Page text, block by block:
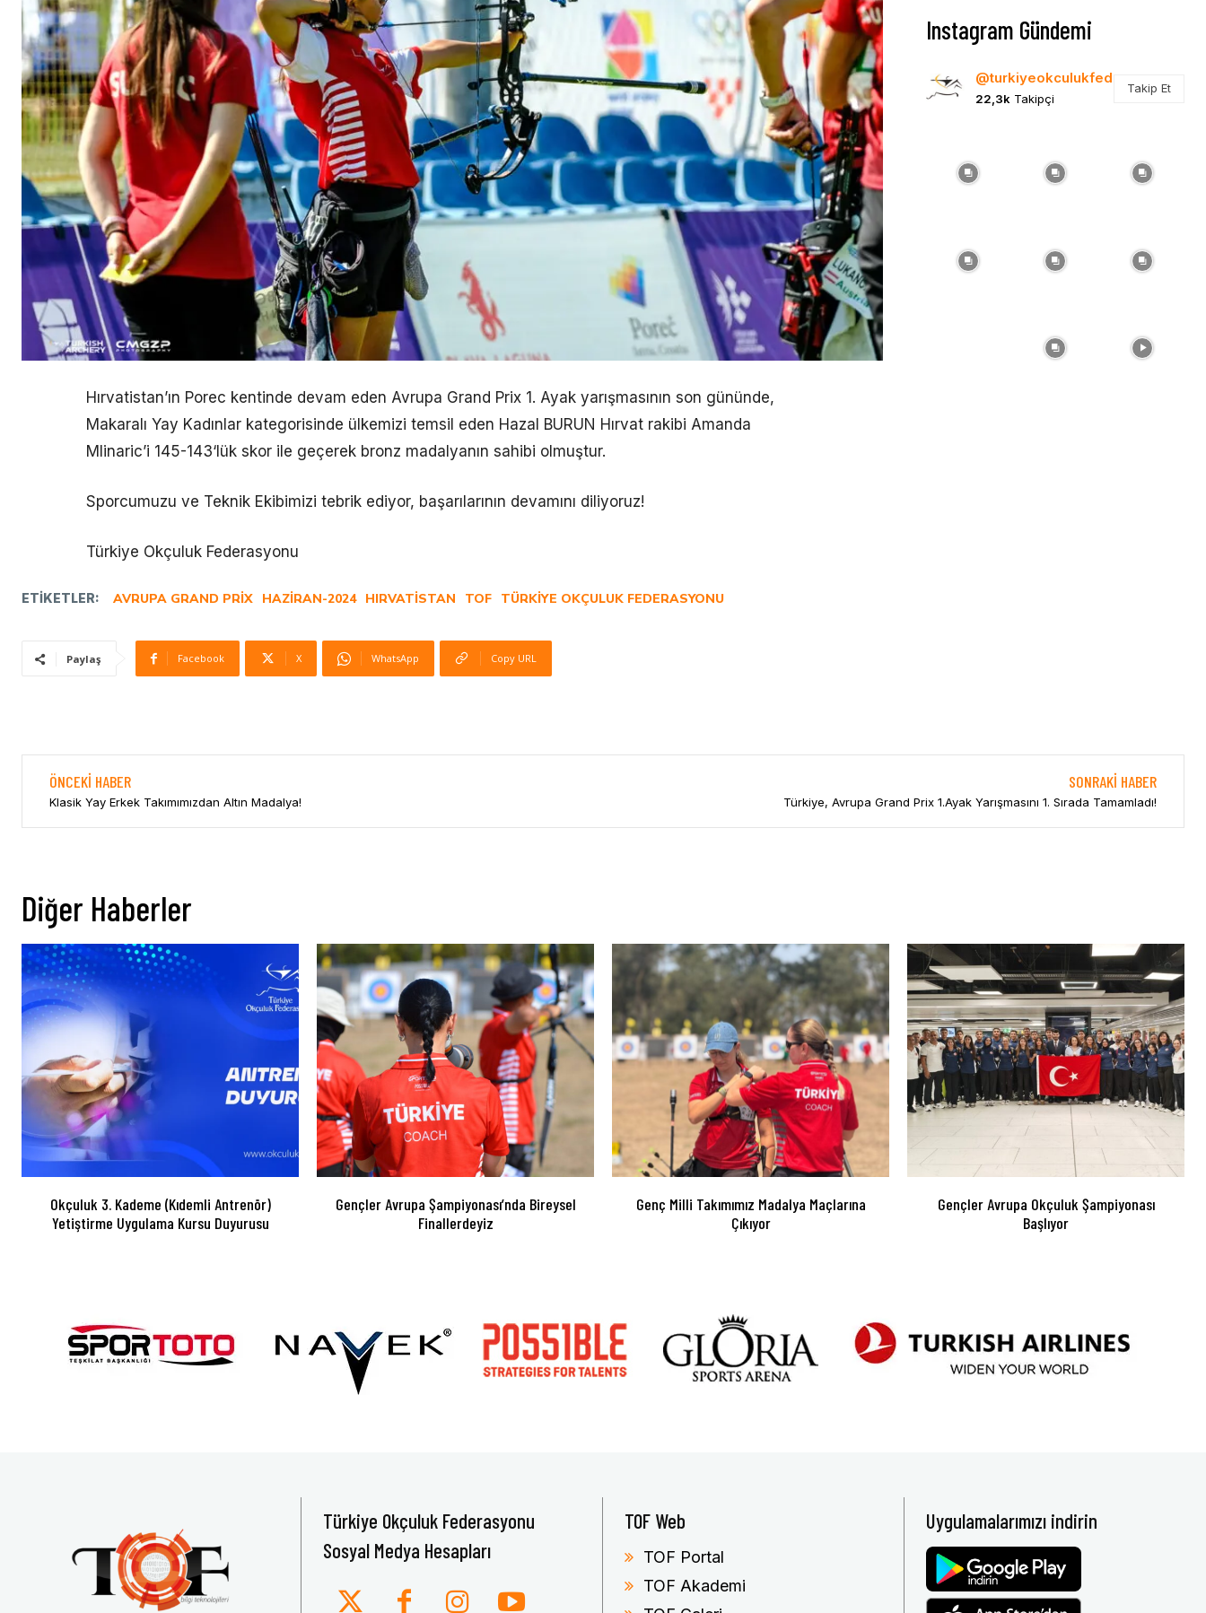
Hırvatistan’ın Porec kentinde devam eden Avrupa Grand Prix 1. Ayak yarışmasının son gününde,
Makaralı Yay Kadınlar kategorisinde ülkemizi temsil eden Hazal BURUN Hırvat rakibi Amanda
Mlinaric’i 145-143‘lük skor ile geçerek bronz madalyanın sahibi olmuştur.
Sporcumuzu ve Teknik Ekibimizi tebrik ediyor, başarılarının devamını diliyoruz!
Türkiye Okçuluk Federasyonu
ETIKETLER: AVRUPA GRAND PRIX HAZIRAN-2024 HIRVATISTAN TOF TÜRKIYE OKÇULUK FEDERASYONU
Paylaş Facebook X WhatsApp Copy URL
Instagram Gündemi
@turkiyeokculukfed
22,3k Takipçi
Takip Et
ÖNCEKI HABER
Klasik Yay Erkek Takımımızdan Altın Madalya!
SONRAKI HABER
Türkiye, Avrupa Grand Prix 1.Ayak Yarışmasını 1. Sırada Tamamladı!
Diğer Haberler
Okçuluk 3. Kademe (Kıdemli Antrenör)
Yetiştirme Uygulama Kursu Duyurusu
Gençler Avrupa Şampiyonası’nda Bireysel
Finallerdeyiz
Genç Milli Takımımız Madalya Maçlarına
Çıkıyor
Gençler Avrupa Okçuluk Şampiyonası
Başlıyor
Türkiye Okçuluk Federasyonu
Sosyal Medya Hesapları
TOF Web
TOF Portal
TOF Akademi
Uygulamalarımızı indirin